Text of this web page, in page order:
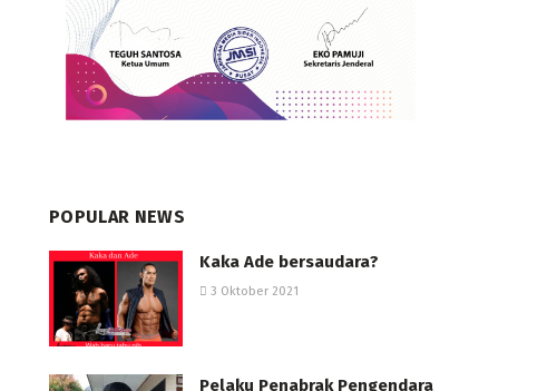
POPULAR NEWS
Kaka Ade bersaudara?
3 Oktober 2021
Pelaku Penabrak Pengendara